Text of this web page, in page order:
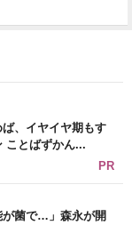
ば、イヤイヤ期もす
とばずかん...
PR
が菌で…」森永が開